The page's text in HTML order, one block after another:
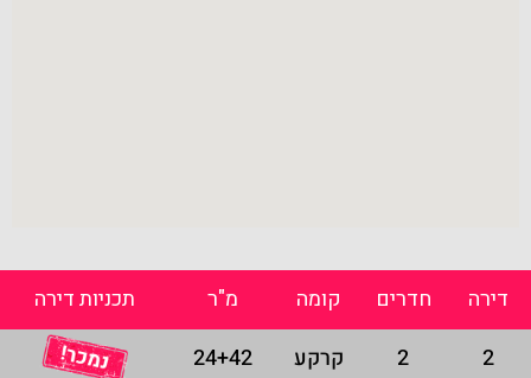
דירה חדרים קומה מ"ר
תכניות דירה
2
2 קרקע
24+42